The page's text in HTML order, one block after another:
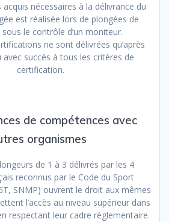
nécessaires à la délivrance du
est réalisée lors de plongées de
le contrôle d’un moniteur.
ne sont délivrées qu’après
avec succès à tous les critères de
certification.
de compétences avec
organismes
de 1 à 3 délivrés par les 4
reconnus par le Code du Sport
SNMP) ouvrent le droit aux mêmes
l’accès au niveau supérieur dans
respectant leur cadre réglementaire.